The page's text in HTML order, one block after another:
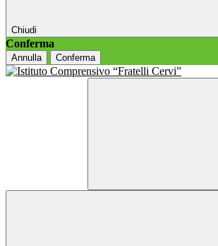
Chiudi
Conferma
Annulla Conferma